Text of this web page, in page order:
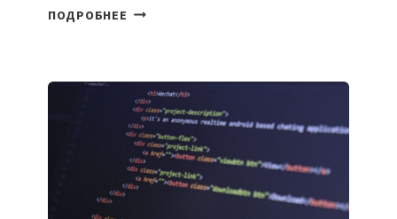
ПОДРОБНЕЕ В
О
ВЕНЧУРНОМ
ФИНАНСИРОВАНИИ